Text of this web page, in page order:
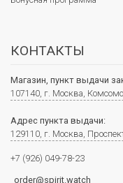
КОНТАКТЫ
Магазин, пункт выдачи
107140, г. Москва,
Адрес пункта выдачи:
129110, г. Москва,
+7 (926) 049-78-23
order@spirit.watch